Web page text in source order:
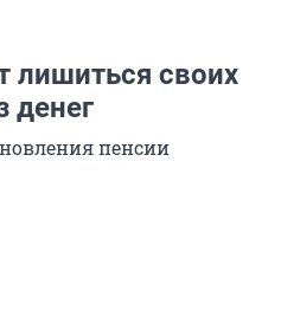
лишиться своих
денег
пенсии